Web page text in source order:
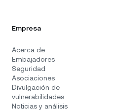
Empresa
Acerca de
Embajadores
Seguridad
Asociaciones
Divulgación de
vulnerabilidades
Noticias y análisis